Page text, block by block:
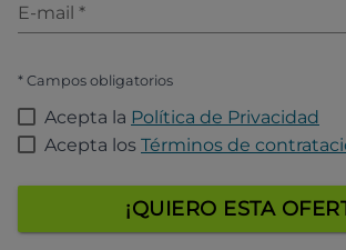
E-mail *
* Campos obligatorios
Acepta la Política de Privacidad
Acepta los Términos de
¡QUIERO ESTA